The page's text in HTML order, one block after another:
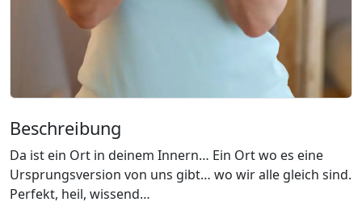
Beschreibung
Da ist ein Ort in deinem Innern… Ein Ort wo es eine
Ursprungsversion von uns gibt… wo wir alle gleich sind.
Perfekt, heil, wissend…